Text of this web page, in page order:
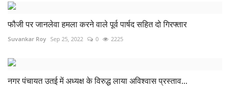
फौजी पर जानलेवा हमला करने वाले पूर्व पार्षद सहित दो गिरफ्तार
Suvankar Roy Sep 25, 2022 0 2225
नगर पंचायत उतई में अध्यक्ष के विरुद्ध लाया अविश्वास प्रस्ताव...